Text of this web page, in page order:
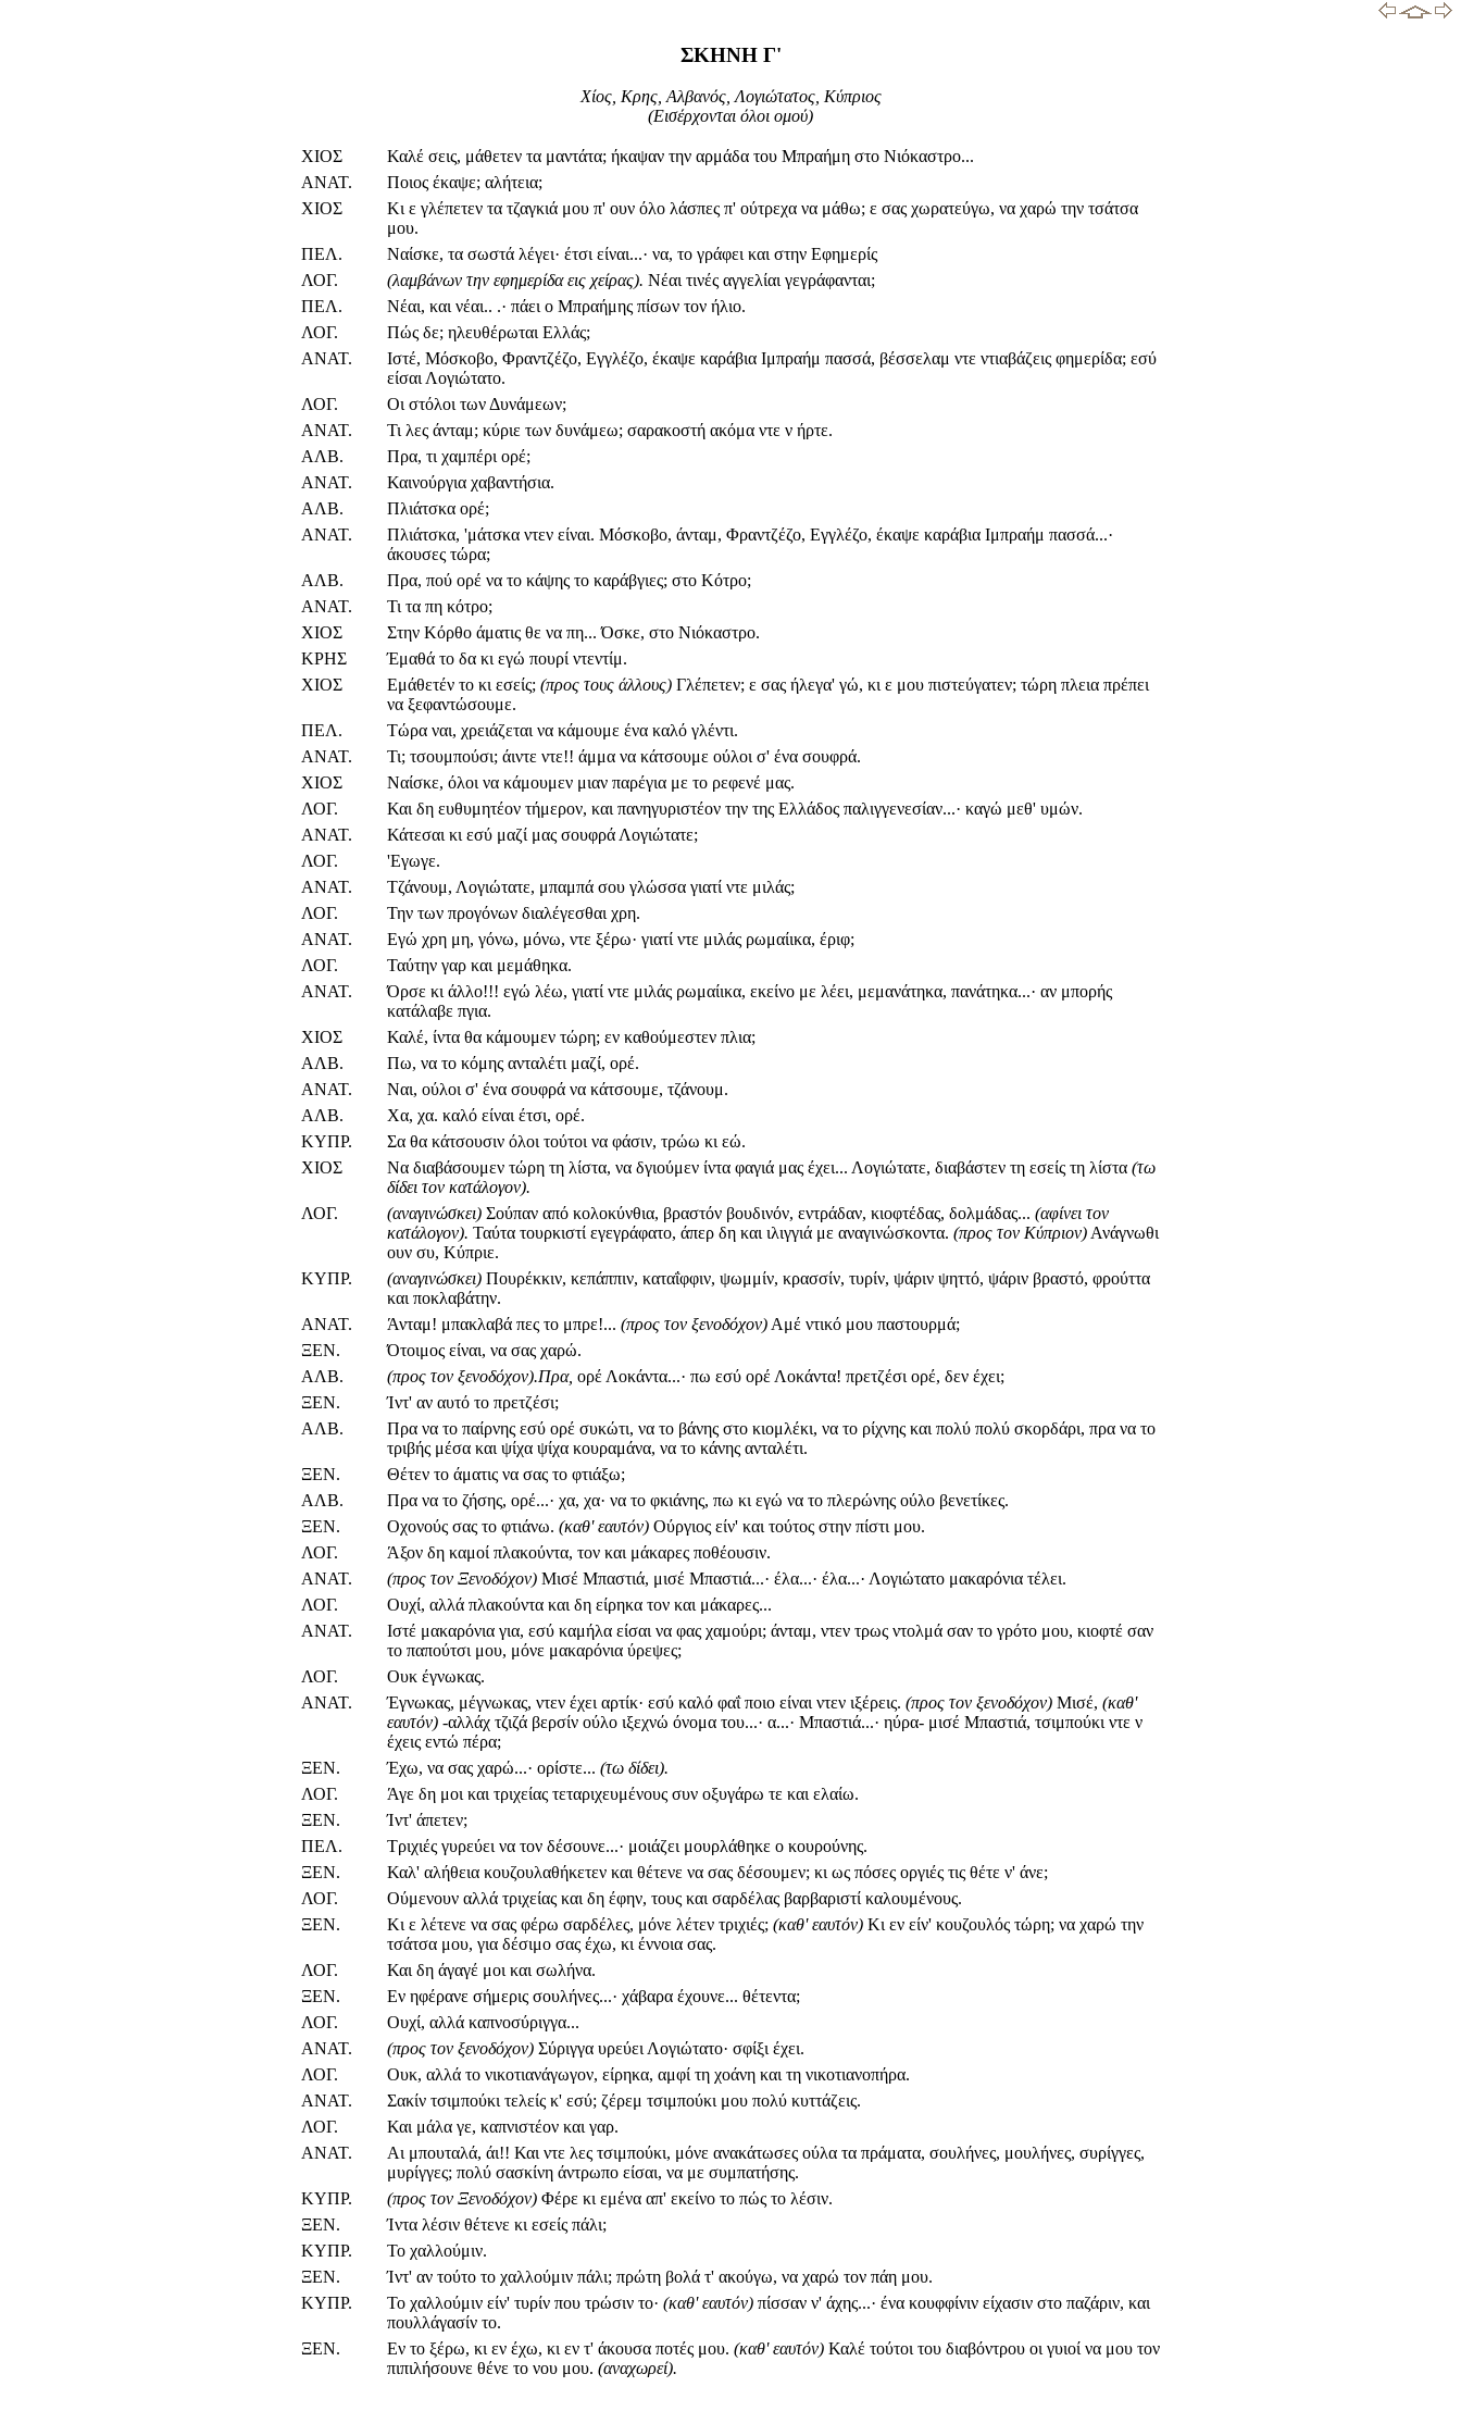
ΣΚΗΝΗ Γ'
Χίος, Κρης, Αλβανός, Λογιώτατος, Κύπριος
(Εισέρχονται όλοι ομού)
ΧΙΟΣ
Καλέ σεις, μάθετεν τα μαντάτα; ήκαψαν την αρμάδα του Μπραήμη στο Νιόκαστρο...
ΑΝΑΤ.
Ποιος έκαψε; αλήτεια;
ΧΙΟΣ
Κι ε γλέπετεν τα τζαγκιά μου π' ουν όλο λάσπες π' ούτρεχα να μάθω; ε σας χωρατεύγω, να χαρώ την τσάτσα
μου.
ΠΕΛ.
Ναίσκε, τα σωστά λέγει· έτσι είναι...· να, το γράφει και στην Εφημερίς
ΛΟΓ.
(λαμβάνων την εφημερίδα εις χείρας). Νέαι τινές αγγελίαι γεγράφανται;
ΠΕΛ.
Νέαι, και νέαι.. .· πάει ο Μπραήμης πίσων τον ήλιο.
ΛΟΓ.
Πώς δε; ηλευθέρωται Ελλάς;
ΑΝΑΤ.
Ιστέ, Μόσκοβο, Φραντζέζο, Εγγλέζο, έκαψε καράβια Ιμπραήμ πασσά, βέσσελαμ ντε ντιαβάζεις φημερίδα; εσύ
είσαι Λογιώτατο.
ΛΟΓ.
Οι στόλοι των Δυνάμεων;
ΑΝΑΤ.
Τι λες άνταμ; κύριε των δυνάμεω; σαρακοστή ακόμα ντε ν ήρτε.
ΑΛΒ.
Πρα, τι χαμπέρι ορέ;
ΑΝΑΤ.
Καινούργια χαβαντήσια.
ΑΛΒ.
Πλιάτσκα ορέ;
ΑΝΑΤ.
Πλιάτσκα, 'μάτσκα ντεν είναι. Μόσκοβο, άνταμ, Φραντζέζο, Εγγλέζο, έκαψε καράβια Ιμπραήμ πασσά...·
άκουσες τώρα;
ΑΛΒ.
Πρα, πού ορέ να το κάψης το καράβγιες; στο Κότρο;
ΑΝΑΤ.
Τι τα πη κότρο;
ΧΙΟΣ
Στην Κόρθο άματις θε να πη... Όσκε, στο Νιόκαστρο.
ΚΡΗΣ
Έμαθά το δα κι εγώ πουρί ντεντίμ.
ΧΙΟΣ
Εμάθετέν το κι εσείς; (προς τους άλλους) Γλέπετεν; ε σας ήλεγα' γώ, κι ε μου πιστεύγατεν; τώρη πλεια πρέπει
να ξεφαντώσουμε.
ΠΕΛ.
Τώρα ναι, χρειάζεται να κάμουμε ένα καλό γλέντι.
ΑΝΑΤ.
Τι; τσουμπούσι; άιντε ντε!! άμμα να κάτσουμε ούλοι σ' ένα σουφρά.
ΧΙΟΣ
Ναίσκε, όλοι να κάμουμεν μιαν παρέγια με το ρεφενέ μας.
ΛΟΓ.
Και δη ευθυμητέον τήμερον, και πανηγυριστέον την της Ελλάδος παλιγγενεσίαν...· καγώ μεθ' υμών.
ΑΝΑΤ.
Κάτεσαι κι εσύ μαζί μας σουφρά Λογιώτατε;
ΛΟΓ.
'Εγωγε.
ΑΝΑΤ.
Τζάνουμ, Λογιώτατε, μπαμπά σου γλώσσα γιατί ντε μιλάς;
ΛΟΓ.
Την των προγόνων διαλέγεσθαι χρη.
ΑΝΑΤ.
Εγώ χρη μη, γόνω, μόνω, ντε ξέρω· γιατί ντε μιλάς ρωμαίικα, έριφ;
ΛΟΓ.
Ταύτην γαρ και μεμάθηκα.
ΑΝΑΤ.
Όρσε κι άλλο!!! εγώ λέω, γιατί ντε μιλάς ρωμαίικα, εκείνο με λέει, μεμανάτηκα, πανάτηκα...· αν μπορής
κατάλαβε πγια.
ΧΙΟΣ
Καλέ, ίντα θα κάμουμεν τώρη; εν καθούμεστεν πλια;
ΑΛΒ.
Πω, να το κόμης ανταλέτι μαζί, ορέ.
ΑΝΑΤ.
Ναι, ούλοι σ' ένα σουφρά να κάτσουμε, τζάνουμ.
ΑΛΒ.
Χα, χα. καλό είναι έτσι, ορέ.
ΚΥΠΡ.
Σα θα κάτσουσιν όλοι τούτοι να φάσιν, τρώω κι εώ.
ΧΙΟΣ
Να διαβάσουμεν τώρη τη λίστα, να δγιούμεν ίντα φαγιά μας έχει... Λογιώτατε, διαβάστεν τη εσείς τη λίστα (τω
δίδει τον κατάλογον).
ΛΟΓ.
(αναγινώσκει) Σούπαν από κολοκύνθια, βραστόν βουδινόν, εντράδαν, κιοφτέδας, δολμάδας... (αφίνει τον
κατάλογον). Ταύτα τουρκιστί εγεγράφατο, άπερ δη και ιλιγγιά με αναγινώσκοντα. (προς τον Κύπριον)Ανάγνωθι
ουν συ, Κύπριε.
ΚΥΠΡ.
(αναγινώσκει) Πουρέκκιν, κεπάππιν, καταΐφφιν, ψωμμίν, κρασσίν, τυρίν, ψάριν ψηττό, ψάριν βραστό, φρούττα
και ποκλαβάτην.
ΑΝΑΤ.
Άνταμ! μπακλαβά πες το μπρε!... (προς τον ξενοδόχον)Αμέ ντικό μου παστουρμά;
ΞΕΝ.
Ότοιμος είναι, να σας χαρώ.
ΑΛΒ.
(προς τον ξενοδόχον).Πρα, ορέ Λοκάντα...· πω εσύ ορέ Λοκάντα! πρετζέσι ορέ, δεν έχει;
ΞΕΝ.
Ίντ' αν αυτό το πρετζέσι;
ΑΛΒ.
Πρα να το παίρνης εσύ ορέ συκώτι, να το βάνης στο κιομλέκι, να το ρίχνης και πολύ πολύ σκορδάρι, πρα να το
τριβής μέσα και ψίχα ψίχα κουραμάνα, να το κάνης ανταλέτι.
ΞΕΝ.
Θέτεν το άματις να σας το φτιάξω;
ΑΛΒ.
Πρα να το ζήσης, ορέ...· χα, χα· να το φκιάνης, πω κι εγώ να το πλερώνης ούλο βενετίκες.
ΞΕΝ.
Οχονούς σας το φτιάνω. (καθ' εαυτόν) Ούργιος είν' και τούτος στην πίστι μου.
ΛΟΓ.
Άξον δη καμοί πλακούντα, τον και μάκαρες ποθέουσιν.
ΑΝΑΤ.
(προς τον Ξενοδόχον) Μισέ Μπαστιά, μισέ Μπαστιά...· έλα...· έλα...· Λογιώτατο μακαρόνια τέλει.
ΛΟΓ.
Ουχί, αλλά πλακούντα και δη είρηκα τον και μάκαρες...
ΑΝΑΤ.
Ιστέ μακαρόνια για, εσύ καμήλα είσαι να φας χαμούρι; άνταμ, ντεν τρως ντολμά σαν το γρότο μου, κιοφτέ σαν
το παπούτσι μου, μόνε μακαρόνια ύρεψες;
ΛΟΓ.
Ουκ έγνωκας.
ΑΝΑΤ.
Έγνωκας, μέγνωκας, ντεν έχει αρτίκ· εσύ καλό φαΐ ποιο είναι ντεν ιξέρεις. (προς τον ξενοδόχον) Μισέ, (καθ'
εαυτόν) -αλλάχ τζιζά βερσίν ούλο ιξεχνώ όνομα του...· α...· Μπαστιά...· ηύρα- μισέ Μπαστιά, τσιμπούκι ντε ν
έχεις εντώ πέρα;
ΞΕΝ.
Έχω, να σας χαρώ...· ορίστε... (τω δίδει).
ΛΟΓ.
Άγε δη μοι και τριχείας τεταριχευμένους συν οξυγάρω τε και ελαίω.
ΞΕΝ.
Ίντ' άπετεν;
ΠΕΛ.
Τριχιές γυρεύει να τον δέσουνε...· μοιάζει μουρλάθηκε ο κουρούνης.
ΞΕΝ.
Καλ' αλήθεια κουζουλαθήκετεν και θέτενε να σας δέσουμεν; κι ως πόσες οργιές τις θέτε ν' άνε;
ΛΟΓ.
Ούμενουν αλλά τριχείας και δη έφην, τους και σαρ­δέλας βαρβαριστί καλουμένους.
ΞΕΝ.
Κι ε λέτενε να σας φέρω σαρδέλες, μόνε λέτεν τρι­χιές; (καθ' εαυτόν) Κι εν είν' κουζουλός τώρη; να χαρώ την
τσάτσα μου, για δέσιμο σας έχω, κι έννοια σας.
ΛΟΓ.
Και δη άγαγέ μοι και σωλήνα.
ΞΕΝ.
Εν ηφέρανε σήμερις σουλήνες...· χάβαρα έχουνε... θέτεντα;
ΛΟΓ.
Ουχί, αλλά καπνοσύριγγα...
ΑΝΑΤ.
(προς τον ξενοδόχον) Σύριγγα υρεύει Λογιώτατο· σφίξι έχει.
ΛΟΓ.
Ουκ, αλλά το νικοτιανάγωγον, είρηκα, αμφί τη χοάνη και τη νικοτιανοπήρα.
ΑΝΑΤ.
Σακίν τσιμπούκι τελείς κ' εσύ; ζέρεμ τσιμπούκι μου πολύ κυττάζεις.
ΛΟΓ.
Και μάλα γε, καπνιστέον και γαρ.
ΑΝΑΤ.
Αι μπουταλά, άι!! Και ντε λες τσιμπούκι, μόνε ανα­κάτωσες ούλα τα πράματα, σουλήνες, μουλήνες, συρίγγες,
μυρίγγες; πολύ σασκίνη άντρωπο είσαι, να με συμπατήσης.
ΚΥΠΡ.
(προς τον Ξενοδόχον) Φέρε κι εμένα απ' εκείνο το πώς το λέσιν.
ΞΕΝ.
Ίντα λέσιν θέτενε κι εσείς πάλι;
ΚΥΠΡ.
Το χαλλούμιν.
ΞΕΝ.
Ίντ' αν τούτο το χαλλούμιν πάλι; πρώτη βολά τ' ακούγω, να χαρώ τον πάη μου.
ΚΥΠΡ.
Το χαλλούμιν είν' τυρίν που τρώσιν το· (καθ' εαυτόν) πίσσαν ν' άχης...· ένα κουφφίνιν είχασιν στο παζάριν, και
πουλλάγασίν το.
ΞΕΝ.
Εν το ξέρω, κι εν έχω, κι εν τ' άκουσα ποτές μου. (καθ' εαυτόν) Καλέ τούτοι του διαβόντρου οι γυιοί να μου τον
πιπιλήσουνε θένε το νου μου. (αναχωρεί).